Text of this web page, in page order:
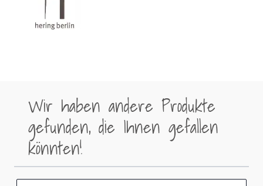
Wir haben andere Produkte
gefunden, die Ihnen gefallen
könnten!